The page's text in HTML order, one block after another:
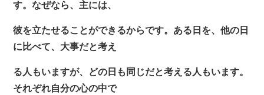
す。なぜなら、主には、
彼を立たせることができるからです。ある日を、他の日
に比べて、大事だと考え
る人もいますが、どの日も同じだと考える人もいます。
それぞれ自分の心の中で